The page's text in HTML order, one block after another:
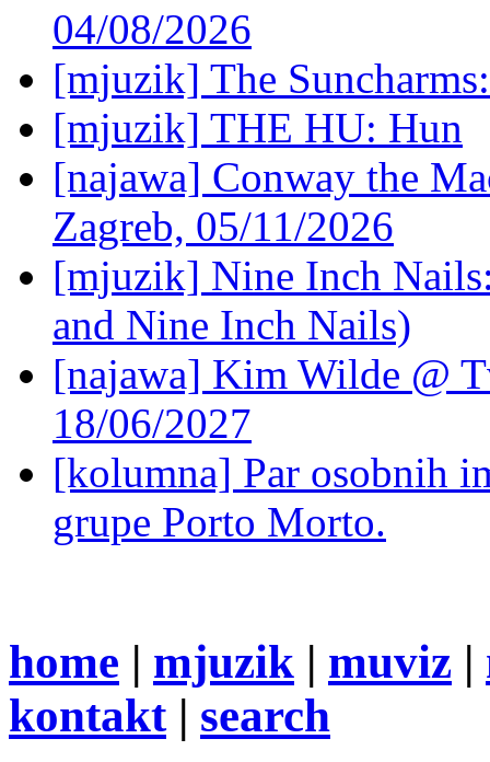
04/08/2026
[mjuzik] The
[mjuzik] THE HU: Hun
[najawa] Conway the
Zagreb, 05/11/2026
[mjuzik] Nine Inch
and Nine Inch Nails)
[najawa] Kim Wilde @
18/06/2027
[kolumna] Par osobnih
grupe Porto Morto.
home | mjuzik | muviz |
kontakt| search